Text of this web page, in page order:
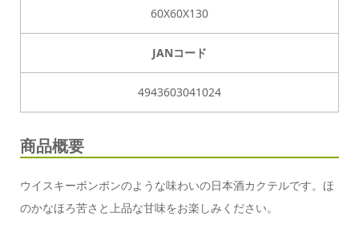
60X60X130
JANコード
4943603041024
商品概要
ウイスキーボンボンのような味わいの日本酒カクテルです。ほ
のかなほろ苦さと上品な甘味をお楽しみください。